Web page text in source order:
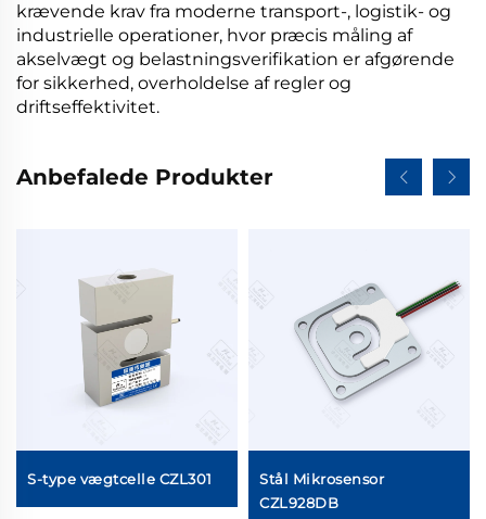
krævende krav fra moderne transport-, logistik- og
industrielle operationer, hvor præcis måling af
akselvægt og belastningsverifikation er afgørende
for sikkerhed, overholdelse af regler og
driftseffektivitet.
Anbefalede Produkter
S-type vægtcelle CZL301
Stål Mikrosensor
CZL928DB